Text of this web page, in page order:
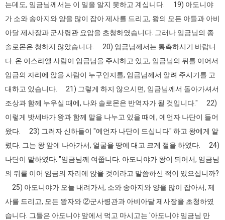
는데도, 임금님께서는 이 일을 알지 못하고 계십니다. 19) 아도니야
가 소와 송아지와 양을 많이 잡아 제사를 드리고, 왕의 모든 아들과 아비
아달 제사장과 군사령관 요압을 초청하였습니다. 그러나 임금님의 종
솔로몬은 청하지 않았습니다. 20) 임금님께서는 통촉하시기 바랍니
다. 온 이스라엘 사람이 임금님을 주시하고 있고, 임금님의 뒤를 이어서
임금의 자리에 앉을 사람이 누구인지를, 임금님께서 알려 주시기를 고
대하고 있습니다. 21) 그렇게 하지 않으시면, 임금님께서 돌아가셔서
조상과 함께 누우실 때에, 나와 솔로몬은 반역자가 될 것입니다." 22)
이렇게 밧세바가 왕과 함께 말을 나누고 있을 때에, 예언자 나단이 들어
왔다. 23) 그러자 신하들이 "예언자 나단이 드십니다" 하고 왕에게 알
렸다. 그는 왕 앞에 나아가서, 얼굴을 땅에 대고 크게 절을 하였다. 24)
나단이 말하였다. "임금님께 여쭙니다. 아도니야가 왕이 되어서, 임금님
의 뒤를 이어 임금의 자리에 앉을 것이라고 말씀하신 적이 있으십니까?
25) 아도니야가 오늘 내려가서, 소와 송아지와 양을 많이 잡아서, 제
사를 드리고, 모든 왕자와 ②군사령관과 아비아달 제사장을 초청하였
습니다. 그들은 아도니야 앞에서 먹고 마시고는 '아도니야 임금님 만